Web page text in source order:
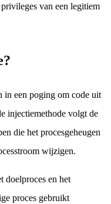
van een legitiem
in een poging om code uit
injectiemethode volgt de
die het procesgeheugen
wijzigen.
doelproces en het
proces gebruikt